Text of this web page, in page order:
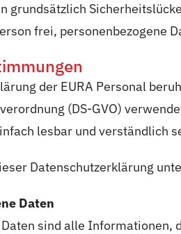
grundsätzlich
frei, personenbezogene
der EURA Personal
(DS-GVO)
lesbar und verständlich
Datenschutzerklärung
Daten
sind alle